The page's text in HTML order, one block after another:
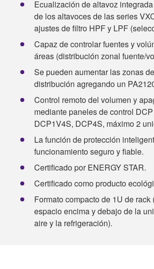
Ecualización de altavoz
de los altavoces de las series
ajustes de filtro HPF y LPF
Capaz de controlar fuentes y
áreas (distribución zonal fuente/
Se pueden aumentar las zonas
distribución agregando un
Control remoto del volumen y
mediante paneles de control
DCP1V4S, DCP4S, máximo 2
La función de protección
funcionamiento seguro y fiable.
Certificado por ENERGY STAR.
Certificado como producto
Formato compacto de 1U de
espacio encima y debajo de la
aire y la refrigeración).